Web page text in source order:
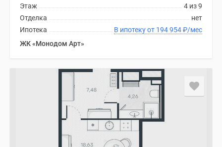
4 из 9
Этаж
нет
Отделка
В ипотеку от 194 954₽/мес
Ипотека
ЖК «Монодом Арт»